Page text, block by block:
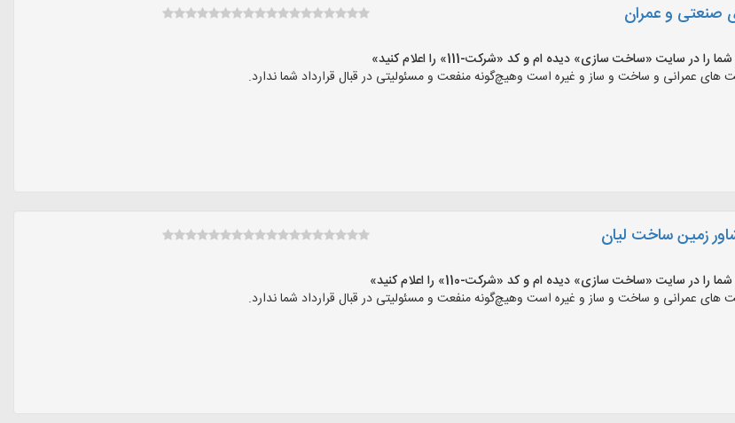
صنعتی و عمران
سایت «ساخت سازی» دیده ام و کد «شرکت-111» را اعلام کنید»
عمرانی و ساخت و ساز و غیره است وهیچ‌گونه منفعت و مسئولیتی در قبال قرارداد شما ندارد.
زمین ساخت لیان
سایت «ساخت سازی» دیده ام و کد «شرکت-110» را اعلام کنید»
عمرانی و ساخت و ساز و غیره است وهیچ‌گونه منفعت و مسئولیتی در قبال قرارداد شما ندارد.